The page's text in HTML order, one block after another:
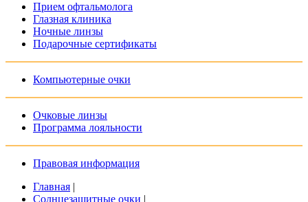
Прием офтальмолога
Глазная клиника
Ночные линзы
Подарочные сертификаты
Компьютерные очки
Очковые линзы
Программа лояльности
Правовая информация
Главная |
Солнцезащитные очки |